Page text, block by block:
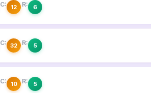
C: 12 R: 6
C: 32 R: 5
C: 10 R: 5